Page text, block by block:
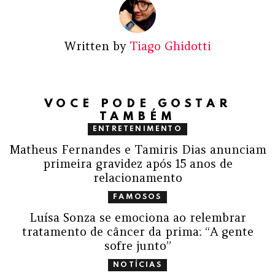
Written by Tiago Ghidotti
VOCÊ PODE GOSTAR
TAMBÉM
ENTRETENIMENTO
Matheus Fernandes e Tamiris Dias anunciam
primeira gravidez após 15 anos de
relacionamento
FAMOSOS
Luísa Sonza se emociona ao relembrar
tratamento de câncer da prima: “A gente
sofre junto”
NOTÍCIAS